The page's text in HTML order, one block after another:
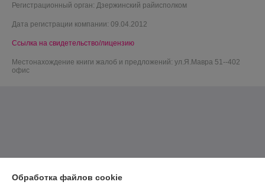
Регистрационный орган: Дзержинский райисполком
Дата регистрации компании: 09.04.2012
Ссылка на свидетельство/лицензию
Местонахождение книги жалоб и предложений: ул.Я.Мавра 51--402
офис
Обработка файлов cookie